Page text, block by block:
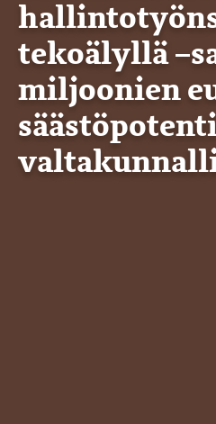
tekoälyllä
miljoonien